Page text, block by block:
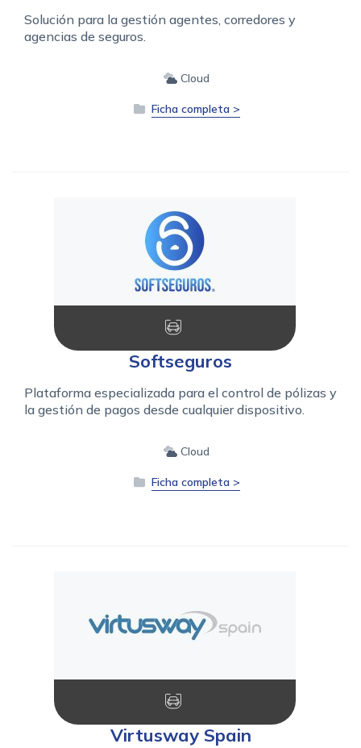
Solución para la gestión agentes, corredores y
agencias de seguros.
Cloud
Ficha completa >
Softseguros
Plataforma especializada para el control de pólizas y
la gestión de pagos desde cualquier dispositivo.
Cloud
Ficha completa >
Virtusway Spain